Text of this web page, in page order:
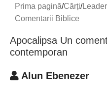
Prima pagină/Cărți/
Comentarii Biblice
Apocalipsa Un
contemporan
Alun Ebenezer